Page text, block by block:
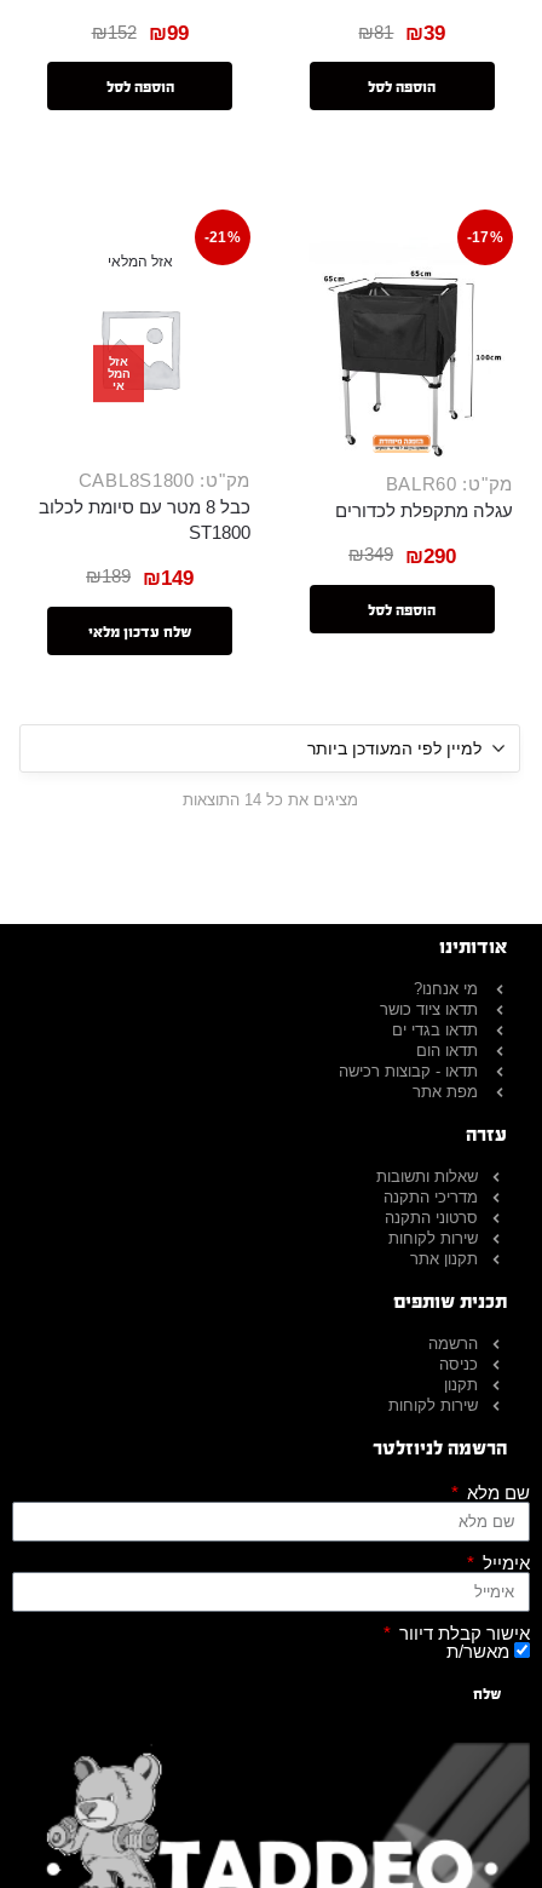
₪81 ₪39
הוספה לסל
₪152 ₪99
הוספה לסל
-17%
מק"ט: BALR60
עגלה מתקפלת לכדורים
₪349 ₪290
הוספה לסל
-21%
אזל המלאי
אזל
המל
אי
מק"ט: CABL8S1800
כבל 8 מטר עם סיומת לכלוב
ST1800
₪189 ₪149
שלח עדכון מלאי
מציגים את כל ⁦14⁩ התוצאות
אודותינו
מי אנחנו?
תדאו ציוד כושר
תדאו בגדי ים
תדאו הום
תדאו - קבוצות רכישה
מפת אתר
עזרה
שאלות ותשובות
מדריכי התקנה
סרטוני התקנה
שירות לקוחות
תקנון אתר
תכנית שותפים
הרשמה
כניסה
תקנון
שירות לקוחות
הרשמה לניוזלטר
שם מלא
אימייל
אישור קבלת דיוור
מאשר/ת
שלח